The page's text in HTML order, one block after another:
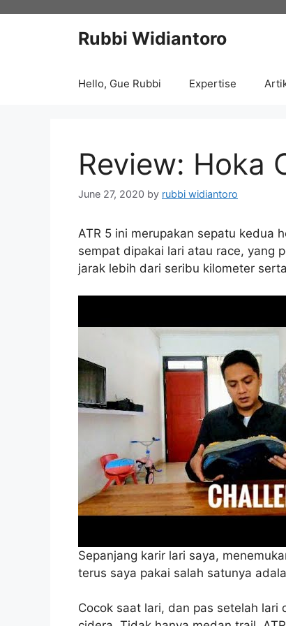
Rubbi Widiantoro
Hello, Gue Rubbi Expertise
Review: Hoka
June 27, 2020 by rubbi widiantoro
ATR 5 ini merupakan sepatu kedua
sempat dipakai lari atau race, yang
jarak lebih dari seribu kilometer
Sepanjang karir lari saya,
terus saya pakai salah satunya
Cocok saat lari, dan pas setelah